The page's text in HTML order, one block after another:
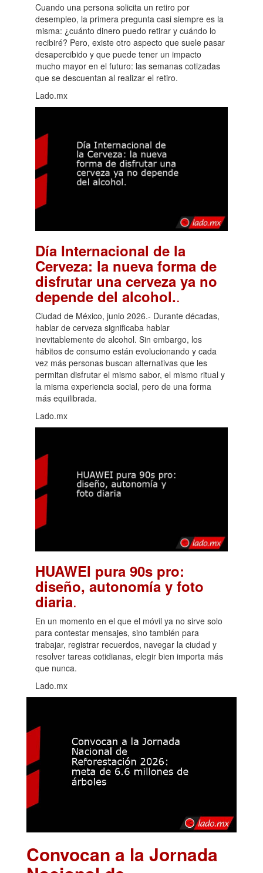
Cuando una persona solicita un retiro por
desempleo, la primera pregunta casi siempre es la
misma: ¿cuánto dinero puedo retirar y cuándo lo
recibiré? Pero, existe otro aspecto que suele pasar
desapercibido y que puede tener un impacto
mucho mayor en el futuro: las semanas cotizadas
que se descuentan al realizar el retiro.
Lado.mx
Día Internacional de la
Cerveza: la nueva forma de
disfrutar una cerveza ya no
depende del alcohol..
Ciudad de México, junio 2026.- Durante décadas,
hablar de cerveza significaba hablar
inevitablemente de alcohol. Sin embargo, los
hábitos de consumo están evolucionando y cada
vez más personas buscan alternativas que les
permitan disfrutar el mismo sabor, el mismo ritual y
la misma experiencia social, pero de una forma
más equilibrada.
Lado.mx
HUAWEI pura 90s pro:
diseño, autonomía y foto
diaria.
En un momento en el que el móvil ya no sirve solo
para contestar mensajes, sino también para
trabajar, registrar recuerdos, navegar la ciudad y
resolver tareas cotidianas, elegir bien importa más
que nunca.
Lado.mx
Convocan a la Jornada